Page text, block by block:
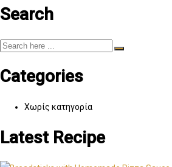
Search
Categories
Χωρίς κατηγορία
Latest Recipe